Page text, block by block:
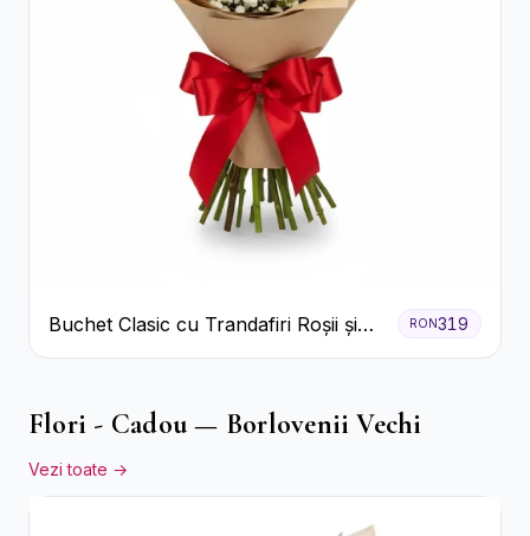
Buchet Clasic cu Trandafiri Roșii și
Gypsophila
RON319
Flori - Cadou — Borlovenii Vechi
Vezi toate →